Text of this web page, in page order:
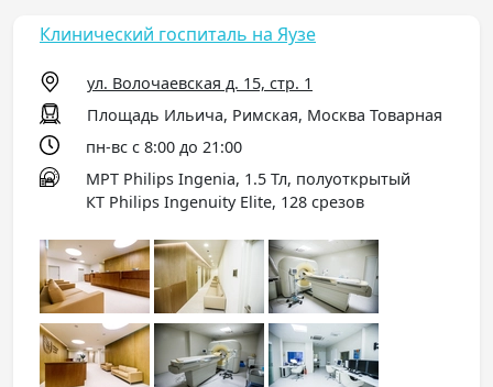
Клинический госпиталь на Яузе
ул. Волочаевская д. 15, стр. 1
Площадь Ильича, Римская, Москва Товарная
пн-вс с 8:00 до 21:00
МРТ Philips Ingenia, 1.5 Тл, полуоткрытый
КТ Philips Ingenuity Elite, 128 срезов